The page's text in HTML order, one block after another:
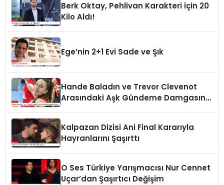
Berk Oktay, Pehlivan Karakteri İçin 20
Kilo Aldı!
Ege’nin 2+1 Evi Sade ve Şık
Hande Baladın ve Trevor Clevenot
Arasındaki Aşk Gündeme Damgasını
Kalpazan Dizisi Ani Final Kararıyla
Hayranlarını Şaşırttı
O Ses Türkiye Yarışmacısı Nur Cennet
Uçar’dan Şaşırtıcı Değişim